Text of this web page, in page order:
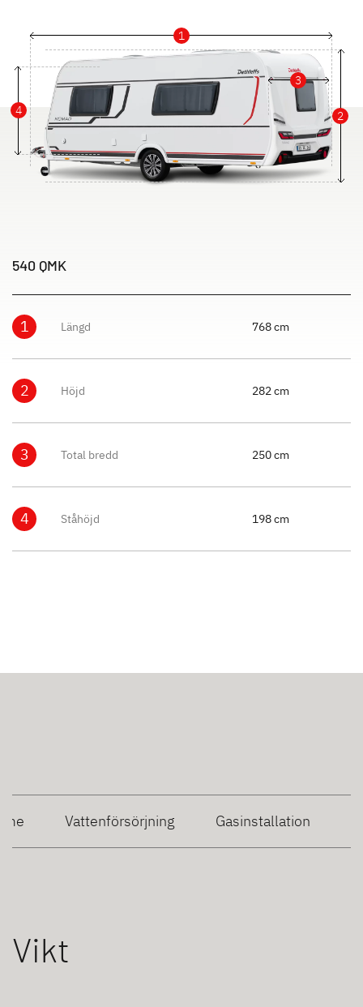
1
2
3
4
540 QMK
1 Längd 768 cm
2 Höjd 282 cm
3 Total bredd 250 cm
4 Ståhöjd 198 cm
Vattenförsörjning Gasinstallation
Vikt